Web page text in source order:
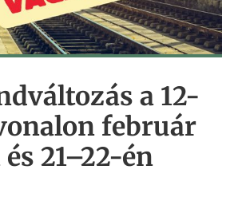
a 12-
február
21–22-én